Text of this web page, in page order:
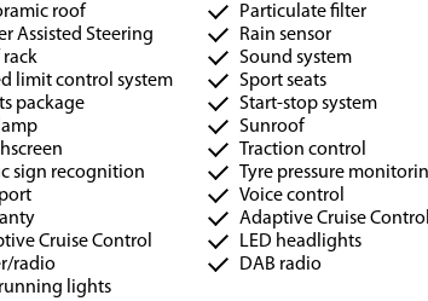
roof
Particulate filter
Assisted Steering
Rain sensor
rack
Sound system
limit control system
Sport seats
package
Start-stop system
Sunroof
Traction control
sign recognition
Tyre pressure
Voice control
Adaptive Cruise Control
Cruise Control
LED headlights
radio
DAB radio
running lights